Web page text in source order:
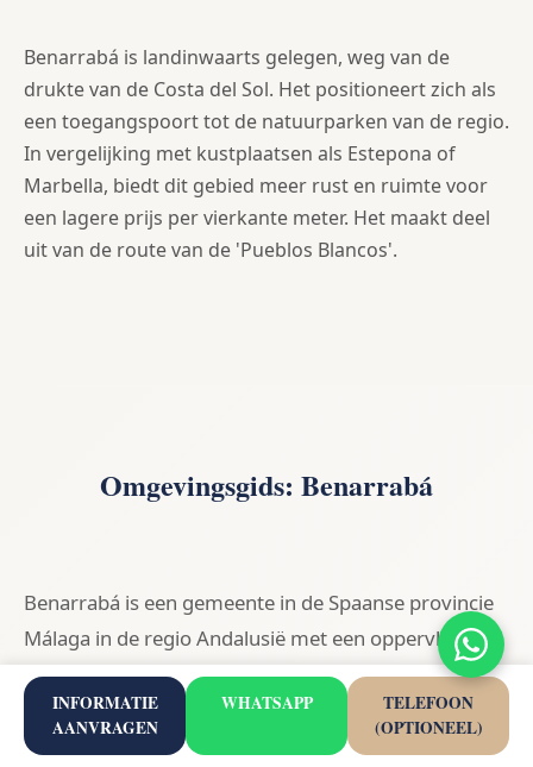
Benarrabá is landinwaarts gelegen, weg van de
drukte van de Costa del Sol. Het positioneert zich als
een toegangspoort tot de natuurparken van de regio.
In vergelijking met kustplaatsen als Estepona of
Marbella, biedt dit gebied meer rust en ruimte voor
een lagere prijs per vierkante meter. Het maakt deel
uit van de route van de 'Pueblos Blancos'.
Omgevingsgids: Benarrabá
Benarrabá is een gemeente in de Spaanse provincie
Málaga in de regio Andalusië met een oppervlakte
van 24,90 km². Benarrabá telt 493 inwoners.
Kernfeiten
INFORMATIE
AANVRAGEN
WHATSAPP
TELEFOON
(OPTIONEEL)